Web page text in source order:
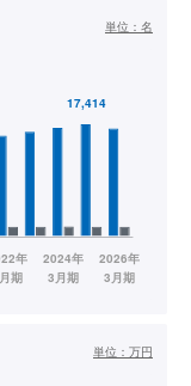
単位： 名
単位： 万円